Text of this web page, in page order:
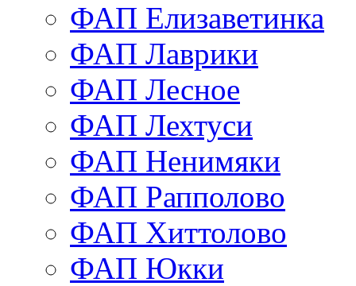
ФАП Елизаветинка
ФАП Лаврики
ФАП Лесное
ФАП Лехтуси
ФАП Ненимяки
ФАП Рапполово
ФАП Хиттолово
ФАП Юкки